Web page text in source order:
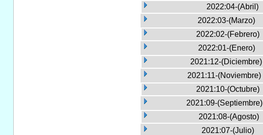
2022:04-(Abril)
2022:03-(Marzo)
2022:02-(Febrero)
2022:01-(Enero)
2021:12-(Diciembre)
2021:11-(Noviembre)
2021:10-(Octubre)
2021:09-(Septiembre)
2021:08-(Agosto)
2021:07-(Julio)